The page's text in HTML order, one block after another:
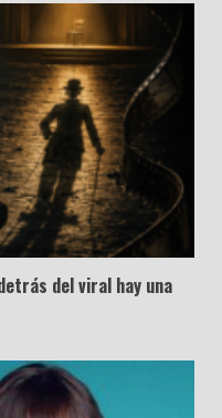
del viral hay una